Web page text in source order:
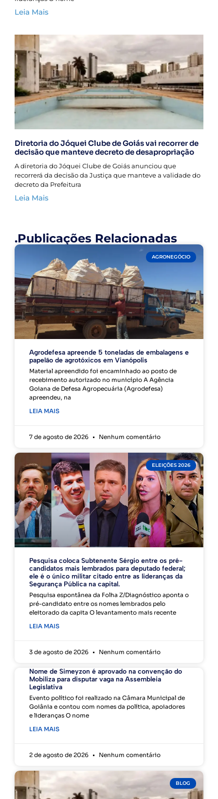
Leia Mais
Diretoria do Jóquei Clube de Goiás vai recorrer de
decisão que manteve decreto de desapropriação
A diretoria do Jóquei Clube de Goiás anunciou que
recorrerá da decisão da Justiça que manteve a validade do
decreto da Prefeitura
Leia Mais
.Publicações Relacionadas
AGRONEGÓCIO
Agrodefesa apreende 5 toneladas de embalagens e
papelão de agrotóxicos em Vianópolis
Material apreendido foi encaminhado ao posto de
recebimento autorizado no município A Agência
Goiana de Defesa Agropecuária (Agrodefesa)
apreendeu, na
LEIA MAIS
7 de agosto de 2026 Nenhum comentário
ELEIÇÕES 2026
Pesquisa coloca Subtenente Sérgio entre os pré-
candidatos mais lembrados para deputado federal;
ele é o único militar citado entre as lideranças da
Segurança Pública na capital.
Pesquisa espontânea da Folha Z/Diagnóstico aponta o
pré-candidato entre os nomes lembrados pelo
eleitorado da capita O levantamento mais recente
LEIA MAIS
3 de agosto de 2026 Nenhum comentário
Nome de Simeyzon é aprovado na convenção do
Mobiliza para disputar vaga na Assembleia
Legislativa
Evento político foi realizado na Câmara Municipal de
Goiânia e contou com nomes da política, apoiadores
e lideranças O nome
LEIA MAIS
2 de agosto de 2026 Nenhum comentário
BLOG